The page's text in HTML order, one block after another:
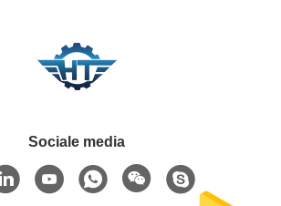
Sociale media